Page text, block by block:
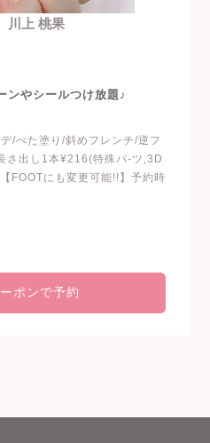
川上 桃果
ンやシールつけ放題♪
/べた塗り/斜めフレンチ/逆フ
さ出し1本¥216(特殊パ-ツ,3D
FOOTにも変更可能!!】予約時
ポンで予約